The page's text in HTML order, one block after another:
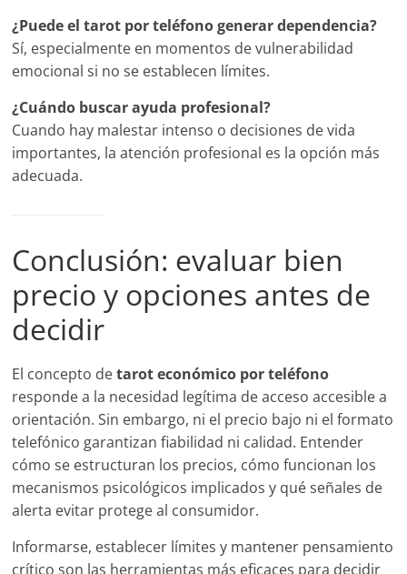
¿Puede el tarot por teléfono generar dependencia?
Sí, especialmente en momentos de vulnerabilidad
emocional si no se establecen límites.
¿Cuándo buscar ayuda profesional?
Cuando hay malestar intenso o decisiones de vida
importantes, la atención profesional es la opción más
adecuada.
Conclusión: evaluar bien
precio y opciones antes de
decidir
El concepto detarot económico por teléfono
responde a la necesidad legítima de acceso accesible a
orientación. Sin embargo, ni el precio bajo ni el formato
telefónico garantizan fiabilidad ni calidad. Entender
cómo se estructuran los precios, cómo funcionan los
mecanismos psicológicos implicados y qué señales de
alerta evitar protege al consumidor.
Informarse, establecer límites y mantener pensamiento
crítico son las herramientas más eficaces para decidir